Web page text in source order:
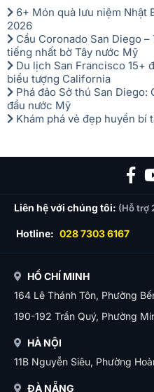
6+ Món quà lưu niệm Nhật
2026
Cầu Coronado San Diego
tiếng nhất bờ Tây nước Mỹ
Du lịch San Francisco 15+
biểu tượng California
Phá đảo Sở thú San
đầu nước Mỹ
Khám phá vẻ đẹp huyền bí
Liên hệ với chúng tôi: (Hỗ trợ
Hotline: 028 7303 6167
HỒ CHÍ MINH
164 Lê Thánh Tôn, Phường
190-192 Trần Quý, Phường
HÀ NỘI
11B Nguyễn Siêu, Phường
ĐÀ NẴNG